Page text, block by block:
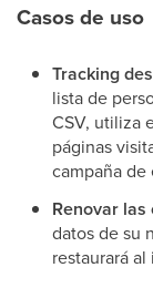
Casos de uso
Tracking
lista de
CSV, utiliza
páginas
campaña de
Renovar las
datos de su
restaurará